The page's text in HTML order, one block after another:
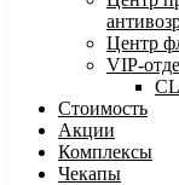
Центр
VIP-
Стоимость
Акции
Комплексы
Чекапы